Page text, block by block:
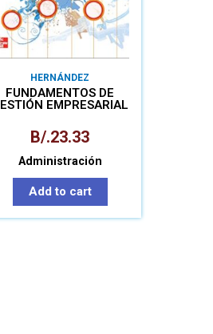
HERNÁNDEZ
FUNDAMENTOS DE
EMPRESARIAL
B/.23.33
Administración
Add to cart